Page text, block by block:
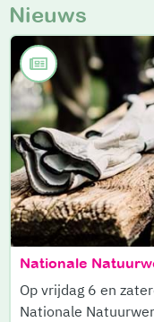
Nieuws
Nationale
Op vrijdag 6 en
Nationale